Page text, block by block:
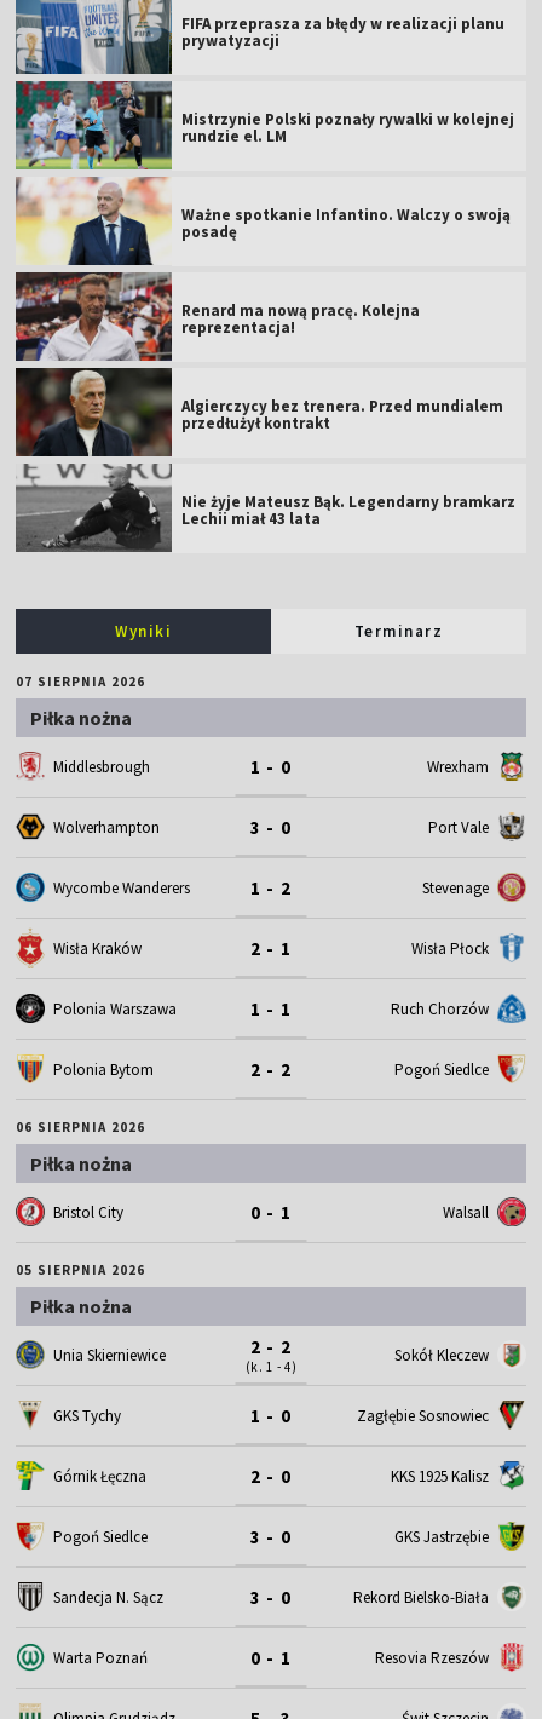
FIFA przeprasza za błędy w realizacji planu
prywatyzacji
Mistrzynie Polski poznały rywalki w kolejnej
rundzie el. LM
Ważne spotkanie Infantino. Walczy o swoją
posadę
Renard ma nową pracę. Kolejna
reprezentacja!
Algierczycy bez trenera. Przed mundialem
przedłużył kontrakt
Nie żyje Mateusz Bąk. Legendarny bramkarz
Lechii miał 43 lata
Wyniki Terminarz
07 SIERPNIA 2026
Piłka nożna
Middlesbrough 1 - 0 Wrexham
Wolverhampton 3 - 0 Port Vale
Wycombe Wanderers 1 - 2 Stevenage
Wisła Kraków 2 - 1 Wisła Płock
Polonia Warszawa 1 - 1 Ruch Chorzów
Polonia Bytom 2 - 2 Pogoń Siedlce
06 SIERPNIA 2026
Piłka nożna
Bristol City 0 - 1 Walsall
05 SIERPNIA 2026
Piłka nożna
Unia Skierniewice 2 - 2
(k. 1 - 4)
Sokół Kleczew
GKS Tychy 1 - 0 Zagłębie Sosnowiec
Górnik Łęczna 2 - 0 KKS 1925 Kalisz
Pogoń Siedlce 3 - 0 GKS Jastrzębie
Sandecja N. Sącz 3 - 0 Rekord Bielsko-Biała
Warta Poznań 0 - 1 Resovia Rzeszów